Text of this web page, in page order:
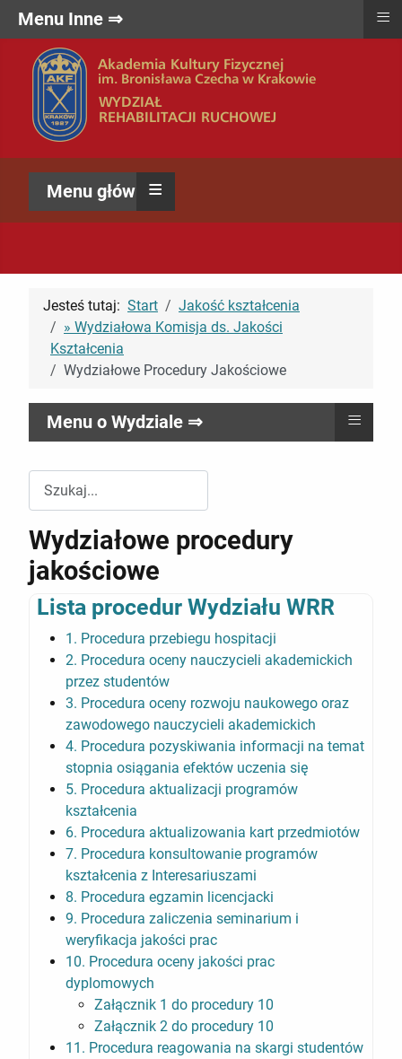
Menu główne ⇒
≡
Jesteś tutaj: Start
Jakość kształcenia
» Wydziałowa Komisja ds. Jakości
Kształcenia
Wydziałowe Procedury Jakościowe
Menu o Wydziale ⇒ ≡
Wydziałowe procedury
jakościowe
Lista procedur Wydziału WRR
1. Procedura przebiegu hospitacji
2. Procedura oceny nauczycieli akademickich
przez studentów
3. Procedura oceny rozwoju naukowego oraz
zawodowego nauczycieli akademickich
4. Procedura pozyskiwania informacji na temat
stopnia osiągania efektów uczenia się
5. Procedura aktualizacji programów
kształcenia
6. Procedura aktualizowania kart przedmiotów
7. Procedura konsultowanie programów
kształcenia z Interesariuszami
8. Procedura egzamin licencjacki
9. Procedura zaliczenia seminarium i
weryfikacja jakości prac
10. Procedura oceny jakości prac
dyplomowych
Załącznik 1 do procedury 10
Załącznik 2 do procedury 10
11. Procedura reagowania na skargi studentów
Menu Inne ⇒ ≡